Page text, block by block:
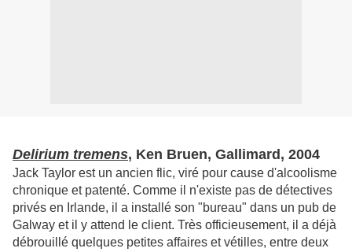
Delirium tremens, Ken Bruen, Gallimard, 2004
Jack Taylor est un ancien flic, viré pour cause d'alcoolisme
chronique et patenté. Comme il n'existe pas de détectives
privés en Irlande, il a installé son "bureau" dans un pub de
Galway et il y attend le client. Très officieusement, il a déjà
débrouillé quelques petites affaires et vétilles, entre deux